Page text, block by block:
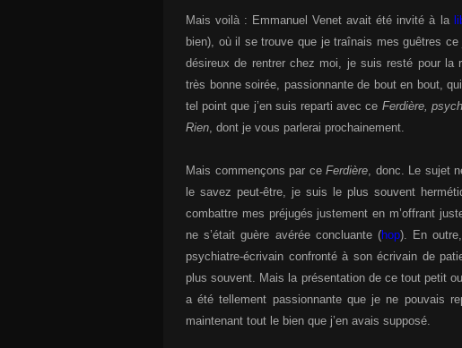
Mais voilà : Emmanuel Venet avait été invité à la
bien), où il se trouve que je traînais mes guêtres
désireux de rentrer chez moi, je suis resté pour la
très bonne soirée, passionnante de bout en bout,
tel point que j’en suis reparti avec ce Ferdière,
Rien, dont je vous parlerai prochainement.
Mais commençons par ce Ferdière, donc. Le sujet
le savez peut-être, je suis le plus souvent
combattre mes préjugés justement en m’offrant
ne s’était guère avérée concluante (hop). En
psychiatre-écrivain confronté à son écrivain de
plus souvent. Mais la présentation de ce tout petit
a été tellement passionnante que je ne pouvais
maintenant tout le bien que j’en avais supposé.